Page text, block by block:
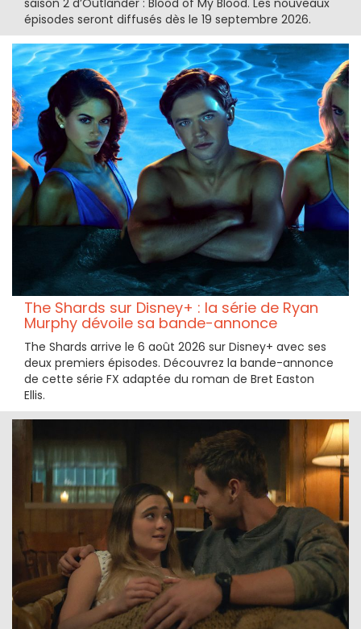
épisodes seront diffusés dès le 19 septembre 2026.
The Shards sur Disney+ : la série de Ryan
Murphy dévoile sa bande-annonce
The Shards arrive le 6 août 2026 sur Disney+ avec ses
deux premiers épisodes. Découvrez la bande-annonce
de cette série FX adaptée du roman de Bret Easton
Ellis.